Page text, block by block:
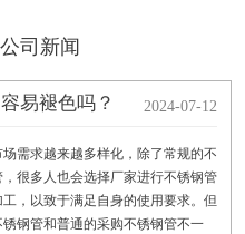
公司新闻
易褪色吗？ 2024-07-12
场需求越来越多样化，除了常规的不
，很多人也会选择厂家进行不锈钢管
工，以致于满足自身的使用要求。但
锈钢管和普通的采购不锈钢管不一